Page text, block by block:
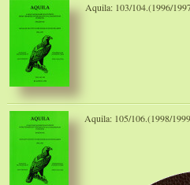
Aquila: 103/104.(1996/
Aquila: 105/106.(1998/